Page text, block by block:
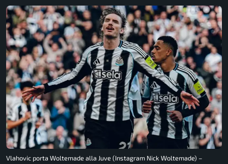
Vlahovic porta Woltemade alla Juve (Instagram Nick Woltemade) –